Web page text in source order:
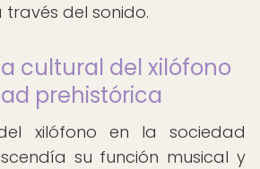
del sonido.
cultural del xilófono
prehistórica
xilófono en la sociedad
su función musical y